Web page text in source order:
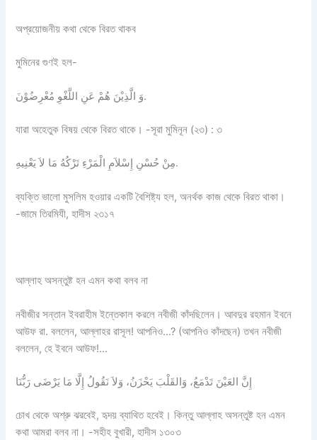
অপ্রয়োজনীয় কথা থেকে বিরত থাকব
মুমিনের গুণই হল-
وَ الَّذِیْنَ هُمْ عَنِ اللَّغْوِ مُعْرِضُوْنَ.
যারা অহেতুক বিষয় থেকে বিরত থাকে। -সূরা মুমিনূন (২৩) : ৩
مِنْ حُسْنِ إِسْلاَمِ الْمَرْءِ تَرْكُهُ مَا لاَ يَعْنِيهِ.
ব্যক্তি ভালো মুসলিম হওয়ার একটি বৈশিষ্ট্য হল, অনর্থক কাজ থেকে বিরত থাকা।
-জামে তিরমিযী, হাদীস ২৩১৭
আল্লাহ অসন্তুষ্ট হন এমন কথা বলব না
নবীজীর সন্তান ইবরাহীম ইন্তেকাল করলে নবীজী কাঁদছিলেন। আবদুর রহমান ইবনে
আউফ রা. বললেন, আল্লাহর রাসূল! আপনিও…? (আপনিও কাঁদছেন) তখন নবীজী
বললেন, হে ইবনে আউফ!…
إِنَّ العَيْنَ تَدْمَعُ، وَالقَلْبَ يَحْزَنُ، وَلاَ نَقُولُ إِلَّا مَا يَرْضَى رَبُّنَا
চোখ থেকে অশ্রু ঝরবেই, হৃদয় ব্যাথিত হবেই। কিন্তু আল্লাহ অসন্তুষ্ট হন এমন
কথা আমরা বলব না। -সহীহ বুখারী, হাদীস ১৩০৩